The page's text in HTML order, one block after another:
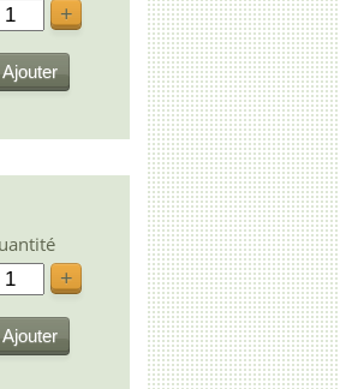
+
Ajouter
+
Ajouter